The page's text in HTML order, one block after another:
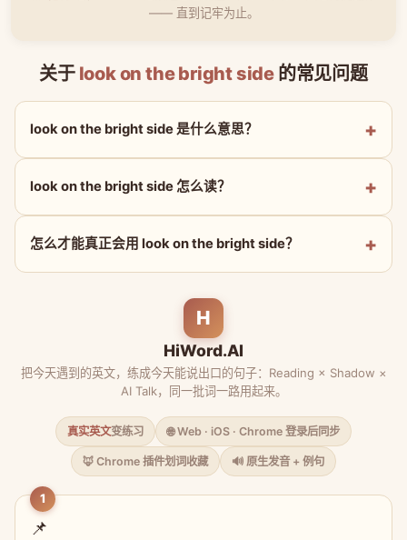
—— 直到记牢为止。
关于 look on the bright side 的常见问题
look on the bright side 是什么意思？
look on the bright side 怎么读？
怎么才能真正会用 look on the bright side？
H
HiWord.AI
把今天遇到的英文，练成今天能说出口的句子：Reading × Shadow ×
AI Talk，同一批词一路用起来。
真实英文变练习 🌐 Web · iOS · Chrome 登录后同步
🦊 Chrome 插件划词收藏 🔊 原生发音 + 例句
1
📌